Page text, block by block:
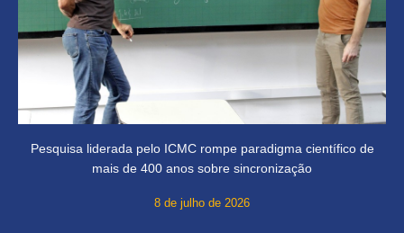
Pesquisa liderada pelo ICMC rompe paradigma científico de
mais de 400 anos sobre sincronização
8 de julho de 2026